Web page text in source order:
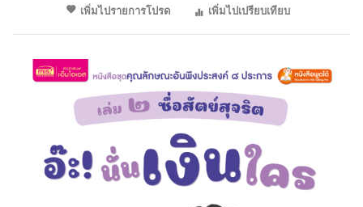
เพิ่มไปรายการโปรด
เพิ่มไปเปรียบเทียบ